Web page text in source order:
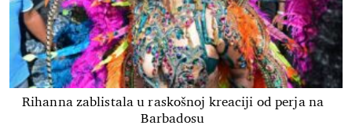
Rihanna zablistala u raskošnoj kreaciji od perja na
Barbadosu